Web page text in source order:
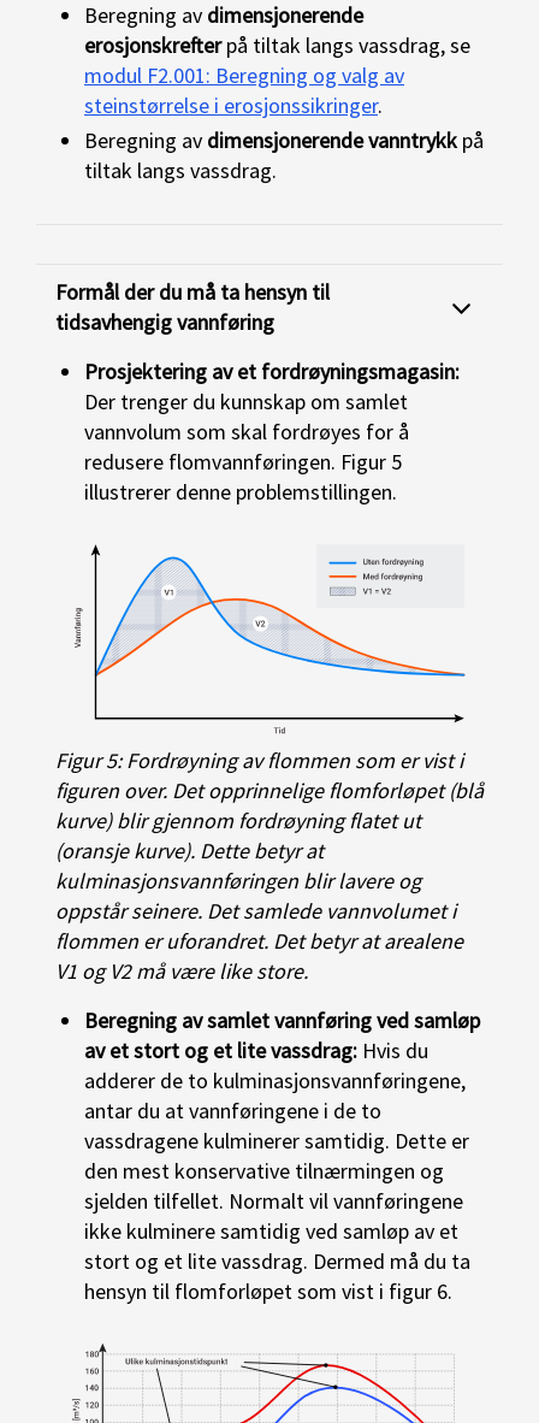
Beregning av dimensjonerende
erosjonskrefterpå tiltak langs vassdrag, se
modul F2.001: Beregning og valg av
steinstørrelse i erosjonssikringer.
Beregning av dimensjonerende vanntrykkpå
tiltak langs vassdrag.
Formål der du må ta hensyn til
tidsavhengig vannføring
Prosjektering av et fordrøyningsmagasin:
Der trenger du kunnskap om samlet
vannvolum som skal fordrøyes for å
redusere flomvannføringen. Figur 5
illustrerer denne problemstillingen.
Figur 5: Fordrøyning av flommen som er vist i
figuren over. Det opprinnelige flomforløpet (blå
kurve) blir gjennom fordrøyning flatet ut
(oransje kurve). Dette betyr at
kulminasjonsvannføringen blir lavere og
oppstår seinere. Det samlede vannvolumet i
flommen er uforandret. Det betyr at arealene
V1 og V2 må være like store.
Beregning av samlet vannføring ved samløp
av et stort og et lite vassdrag: Hvis du
adderer de to kulminasjonsvannføringene,
antar du at vannføringene i de to
vassdragene kulminerer samtidig. Dette er
den mest konservative tilnærmingen og
sjelden tilfellet. Normalt vil vannføringene
ikke kulminere samtidig ved samløp av et
stort og et lite vassdrag. Dermed må du ta
hensyn til flomforløpet som vist i figur 6.